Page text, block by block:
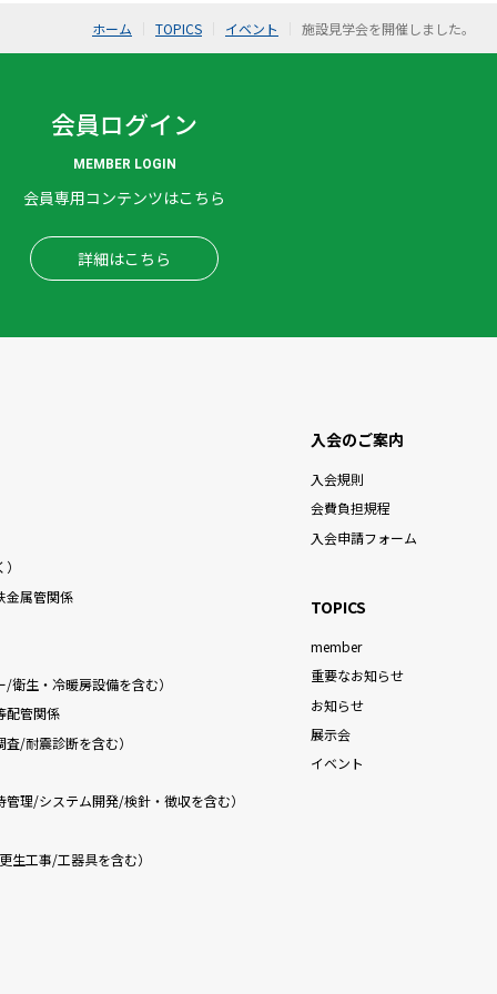
ホーム TOPICS イベント 施設見学会を開催しました。
会員ログイン
MEMBER LOGIN
会員専用コンテンツはこちら
詳細はこちら
金属管関係
生・冷暖房設備を含む）
配管関係
/耐震診断を含む）
理/システム開発/検針・徴収を含む）
生工事/工器具を含む）
入会のご案内
入会規則
会費負担規程
入会申請フォーム
TOPICS
member
重要なお知らせ
お知らせ
展示会
イベント